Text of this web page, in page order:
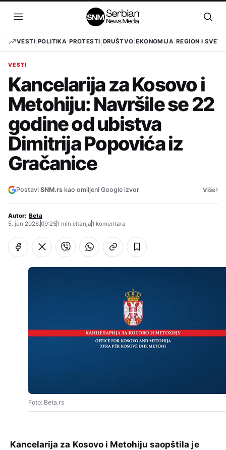
sadržaj
Otvori
meni
VESTI POLITIKA PROTESTI DRUŠTVO EKONOMIJA REGION I SVET
VESTI
Kancelarija za Kosovo i
Metohiju: Navršile se 22
godine od ubistva
Dimitrija Popovića iz
Gračanice
Postavi SNM.rs kao omiljeni Google izvor Više›
Autor: Beta
5. jun 2026.09:251 min čitanja1 komentara
Foto: Beta.rs
Kancelarija za Kosovo i Metohiju saopštila je